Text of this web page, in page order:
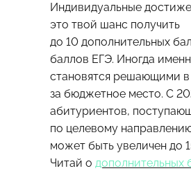
Индивидуальные
это твой шанс получить
до 10 дополнительных
баллов ЕГЭ. Иногда
становятся решающими
за бюджетное место. С
абитуриентов,
по целевому
может быть увеличен до
Читай о дополнительных